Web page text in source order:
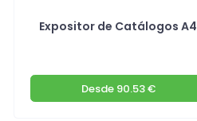
Expositor de Catálogos A4
Desde90.53 €